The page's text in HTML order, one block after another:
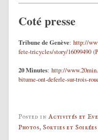
Coté presse
Tribune de Genève: http://
fete-tricycles/story/16099490(
20 Minutes: http://
bitume-ont-deferle-sur-trois-
Posted inActivités et
Photos, Sorties et Soirées